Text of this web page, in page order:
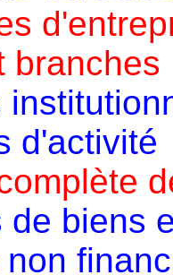
branches
d'activité
de biens